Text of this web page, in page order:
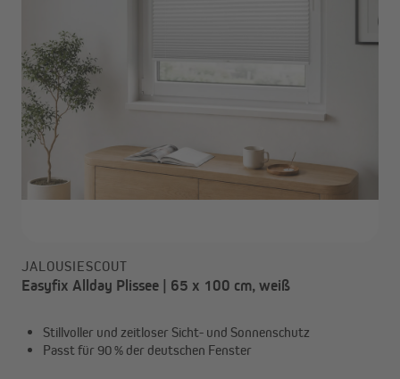
JALOUSIESCOUT
Easyfix Allday Plissee | 65 x 100 cm, weiß
Stillvoller und zeitloser Sicht- und Sonnenschutz
Passt für 90 % der deutschen Fenster